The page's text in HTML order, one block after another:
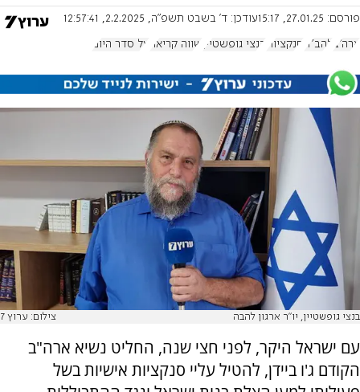
פורסם: 27.01.25, 15:17 עודכן: ד' בשבט תשפ"ה, 2.2.2025, 12:57:41
ארה"ב להב"ה סנקציות בנצי גופשטיין שווה קריאה על סדר היום
בנצי גופשטיין, יו"ר ארגון להבה צילום: ערוץ 7
עם ישראל היקר, לפני חצי שנה, החליט נשיא ארה"ב
הקודם ג'ו ביידן, להטיל עליי סנקציות אישיות בשל